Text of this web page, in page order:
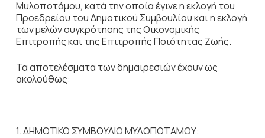
Μυλοποτάμου, κατά την οποία έγινε η εκλογή του
Προεδρείου του Δημοτικού Συμβουλίου και η εκλογή
των μελών συγκρότησης της Οικονομικής
Επιτροπής και της Επιτροπής Ποιότητας Ζωής.
Τα αποτελέσματα των δημαιρεσιών έχουν ως
ακολούθως:
1. ΔΗΜΟΤΙΚΟ ΣΥΜΒΟΥΛΙΟ ΜΥΛΟΠΟΤΑΜΟΥ: